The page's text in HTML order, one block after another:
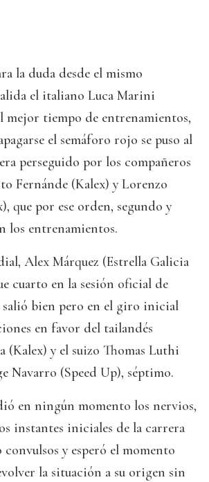
la duda desde el mismo
el italiano Luca Marini
mejor tiempo de entrenamientos,
el semáforo rojo se puso al
perseguido por los compañeros
Fernánde (Kalex) y Lorenzo
que por ese orden, segundo y
los entrenamientos.
Alex Márquez (Estrella Galicia
cuarto en la sesión oficial de
salió bien pero en el giro inicial
en favor del tailandés
(Kalex) y el suizo Thomas Luthi
Navarro (Speed Up), séptimo.
en ningún momento los nervios,
instantes iniciales de la carrera
convulsos y esperó el momento
la situación a su origen sin